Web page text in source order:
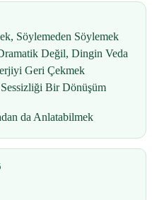
Söylemeden Söylemek
Değil, Dingin Veda
Geri Çekmek
Sessizliği Bir Dönüşüm
da Anlatabilmek